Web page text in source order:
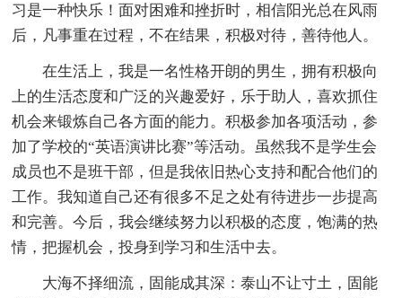
习是一种快乐！面对困难和挫折时，相信阳光总在风雨
后，凡事重在过程，不在结果，积极对待，善待他人。
在生活上，我是一名性格开朗的男生，拥有积极向
上的生活态度和广泛的兴趣爱好，乐于助人，喜欢抓住
机会来锻炼自己各方面的能力。积极参加各项活动，参
加了学校的“英语演讲比赛”等活动。虽然我不是学生会
成员也不是班干部，但是我依旧热心支持和配合他们的
工作。我知道自己还有很多不足之处有待进步一步提高
和完善。今后，我会继续努力以积极的态度，饱满的热
情，把握机会，投身到学习和生活中去。
大海不择细流，固能成其深：泰山不让寸土，固能